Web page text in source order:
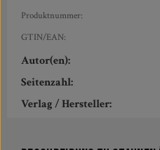
Produktnummer:
GTIN/EAN:
Autor(en):
Seitenzahl:
Verlag / Hersteller: